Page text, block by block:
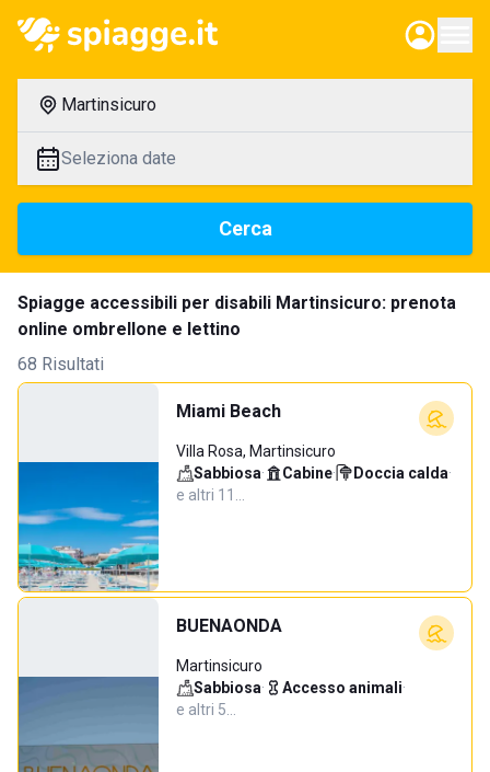
Martinsicuro
Seleziona date
Cerca
Spiagge accessibili per disabili Martinsicuro: prenota
online ombrellone e lettino
68 Risultati
Miami Beach
Villa Rosa, Martinsicuro
Sabbiosa· Cabine· Doccia calda·
e altri 11…
BUENAONDA
Martinsicuro
Sabbiosa· Accesso animali·
e altri 5…